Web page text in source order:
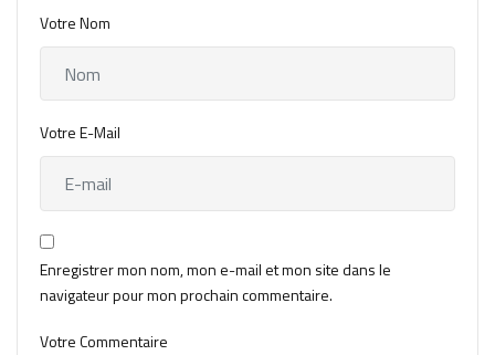
Votre Nom
Votre E-Mail
Enregistrer mon nom, mon e-mail et mon site dans le
navigateur pour mon prochain commentaire.
Votre Commentaire